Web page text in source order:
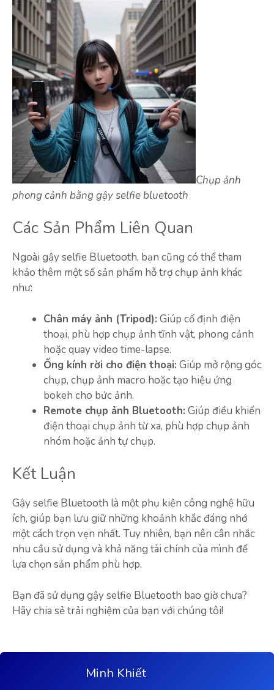
Chụp ảnh
phong cảnh bằng gậy selfie bluetooth
Các Sản Phẩm Liên Quan
Ngoài gậy selfie Bluetooth, bạn cũng có thể tham
khảo thêm một số sản phẩm hỗ trợ chụp ảnh khác
như:
Chân máy ảnh (Tripod): Giúp cố định điện
thoại, phù hợp chụp ảnh tĩnh vật, phong cảnh
hoặc quay video time-lapse.
Ống kính rời cho điện thoại: Giúp mở rộng góc
chụp, chụp ảnh macro hoặc tạo hiệu ứng
bokeh cho bức ảnh.
Remote chụp ảnh Bluetooth: Giúp điều khiển
điện thoại chụp ảnh từ xa, phù hợp chụp ảnh
nhóm hoặc ảnh tự chụp.
Kết Luận
Gậy selfie Bluetooth là một phụ kiện công nghệ hữu
ích, giúp bạn lưu giữ những khoảnh khắc đáng nhớ
một cách trọn vẹn nhất. Tuy nhiên, bạn nên cân nhắc
nhu cầu sử dụng và khả năng tài chính của mình để
lựa chọn sản phẩm phù hợp.
Bạn đã sử dụng gậy selfie Bluetooth bao giờ chưa?
Hãy chia sẻ trải nghiệm của bạn với chúng tôi!
Minh Khiết